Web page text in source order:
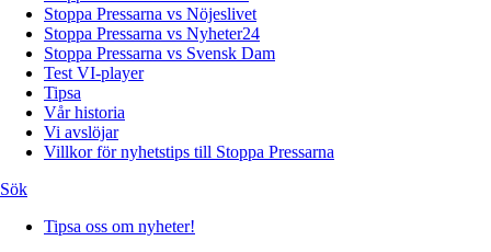
Stoppa Pressarna vs Nöjeslivet
Stoppa Pressarna vs Nyheter24
Stoppa Pressarna vs Svensk Dam
Test VI-player
Tipsa
Vår historia
Vi avslöjar
Villkor för nyhetstips till Stoppa Pressarna
Sök
Tipsa oss om nyheter!